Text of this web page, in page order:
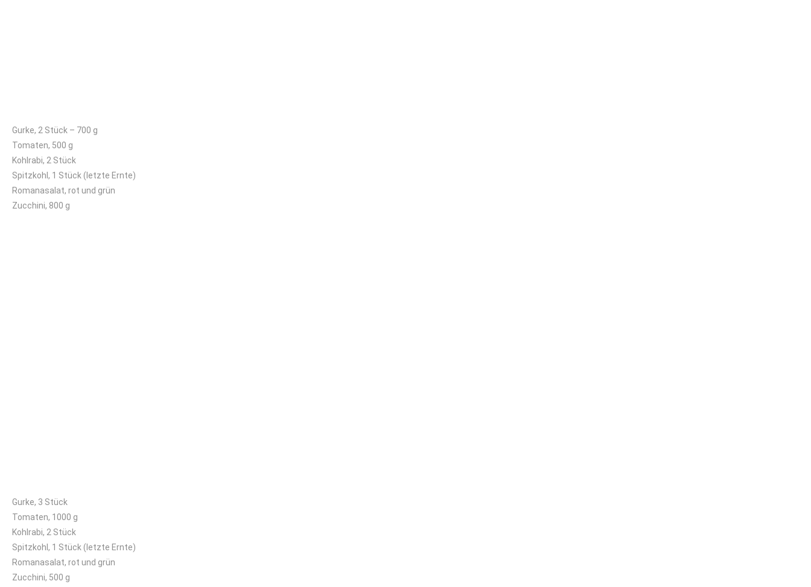
Gurke, 2 Stück – 700 g
Tomaten, 500 g
Kohlrabi, 2 Stück
Spitzkohl, 1 Stück (letzte Ernte)
Romanasalat, rot und grün
Zucchini, 800 g
Gurke, 3 Stück
Tomaten, 1000 g
Kohlrabi, 2 Stück
Spitzkohl, 1 Stück (letzte Ernte)
Romanasalat, rot und grün
Zucchini, 500 g